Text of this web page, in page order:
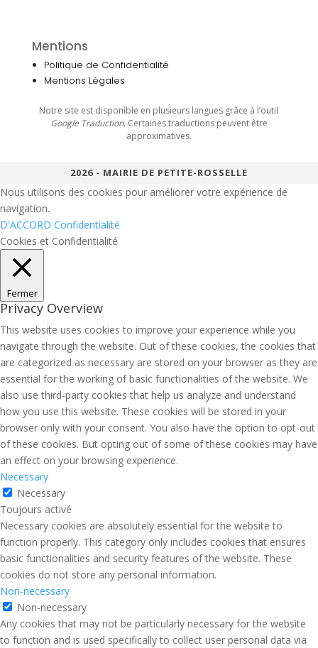
Mentions
Politique de Confidentialité
Mentions Légales
Notre site est disponible en plusieurs langues grâce à l’outil
Google Traduction. Certaines traductions peuvent être
approximatives.
2026 - MAIRIE DE PETITE-ROSSELLE
Nous utilisons des cookies pour améliorer votre expérience de
navigation.
D'ACCORD Confidentialité
Cookies et Confidentialité
Fermer
Privacy Overview
This website uses cookies to improve your experience while you
navigate through the website. Out of these cookies, the cookies that
are categorized as necessary are stored on your browser as they are
essential for the working of basic functionalities of the website. We
also use third-party cookies that help us analyze and understand
how you use this website. These cookies will be stored in your
browser only with your consent. You also have the option to opt-out
of these cookies. But opting out of some of these cookies may have
an effect on your browsing experience.
Necessary
Necessary
Toujours activé
Necessary cookies are absolutely essential for the website to
function properly. This category only includes cookies that ensures
basic functionalities and security features of the website. These
cookies do not store any personal information.
Non-necessary
Non-necessary
Any cookies that may not be particularly necessary for the website
to function and is used specifically to collect user personal data via